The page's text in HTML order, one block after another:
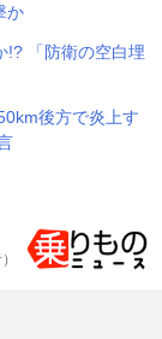
か
!? 「防衛の空白埋
後方で炎上す